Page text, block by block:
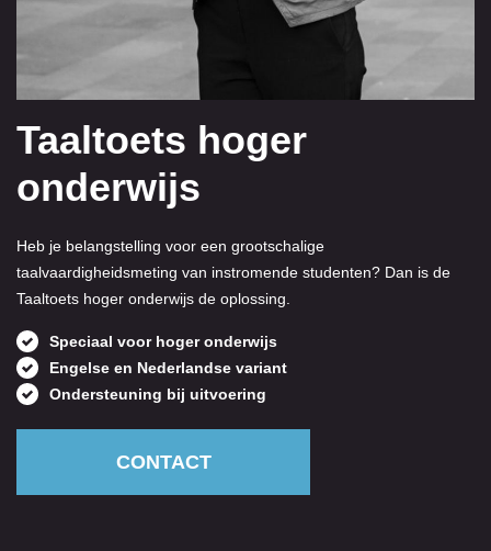
Taaltoets hoger
onderwijs
Heb je belangstelling voor een grootschalige
taalvaardigheidsmeting van instromende studenten? Dan is de
Taaltoets hoger onderwijs de oplossing.
Speciaal voor hoger onderwijs
Engelse en Nederlandse variant
Ondersteuning bij uitvoering
CONTACT